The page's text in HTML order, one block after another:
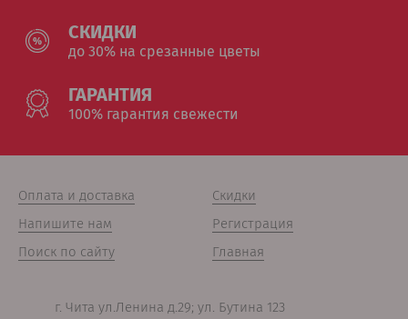
СКИДКИ
до 30% на срезанные цветы
ГАРАНТИЯ
100% гарантия свежести
Оплата и доставка
Напишите нам
Поиск по сайту
Скидки
Регистрация
Главная
г. Чита ул.Ленина д.29; ул. Бутина 123